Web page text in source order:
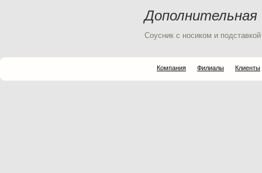
Соусник с носиком и
Компания Филиалы Клиенты